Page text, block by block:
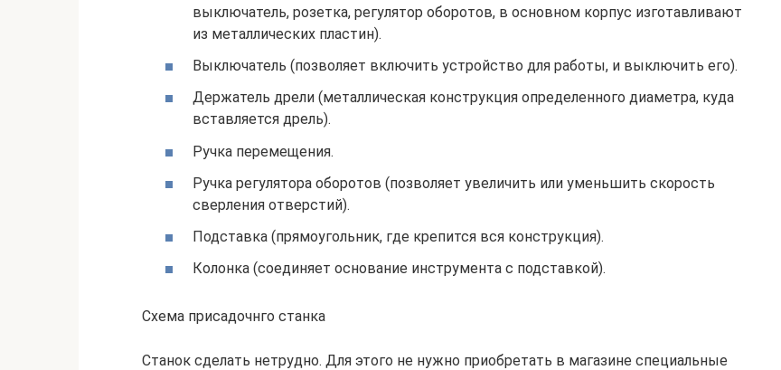
выключатель, розетка, регулятор оборотов, в основном корпус изготавливают
из металлических пластин).
Выключатель (позволяет включить устройство для работы, и выключить его).
Держатель дрели (металлическая конструкция определенного диаметра, куда
вставляется дрель).
Ручка перемещения.
Ручка регулятора оборотов (позволяет увеличить или уменьшить скорость
сверления отверстий).
Подставка (прямоугольник, где крепится вся конструкция).
Колонка (соединяет основание инструмента с подставкой).
Cхема присадочнго станка
Станок сделать нетрудно. Для этого не нужно приобретать в магазине специальные